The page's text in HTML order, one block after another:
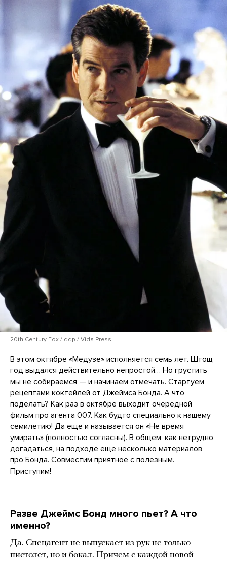
20th Century Fox / ddp / Vida Press
В этом октябре «Медузе» исполняется семь лет. Штош,
год выдался действительно непростой… Но грустить
мы не собираемся — и начинаем отмечать. Стартуем
рецептами коктейлей от Джеймса Бонда. А что
поделать? Как раз в октябре выходит очередной
фильм про агента 007. Как будто специально к нашему
семилетию! Да еще и называется он «Не время
умирать» (полностью согласны). В общем, как нетрудно
догадаться, на подходе еще несколько материалов
про Бонда. Совместим приятное с полезным.
Приступим!
Разве Джеймс Бонд много пьет? А что
именно?
Да. Cпецагент не выпускает из рук не только
пистолет, но и бокал. Причем с каждой новой